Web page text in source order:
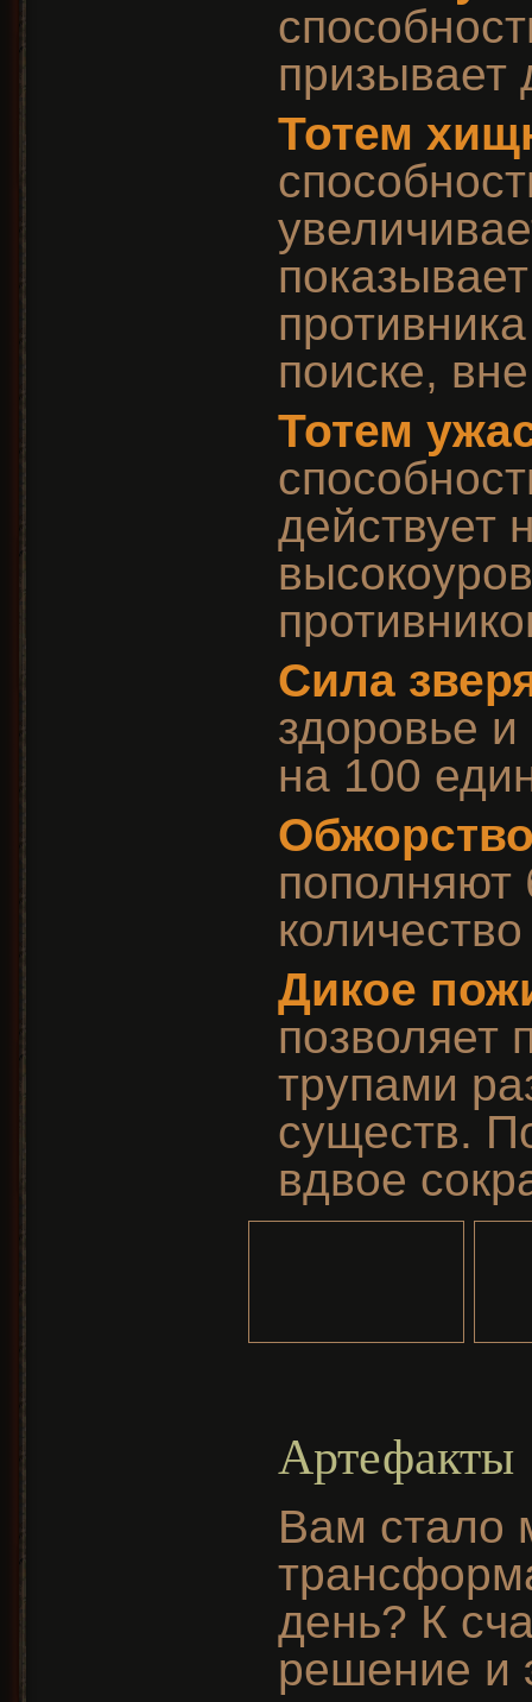
призывает
Тотем
поиске,
Тотем
действует
Сила
здоровье
на 100
пополняют
Дикое
позволяет
трупами
существ.
вдвое
Артефакты
Вам стало
день? К
решение и